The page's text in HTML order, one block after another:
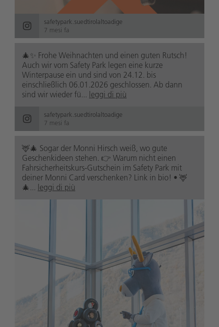
safetypark.suedtirolaltoadige
7 mesi fa
🎄✨ Frohe Weihnachten und einen guten Rutsch!
Auch wir vom Safety Park legen eine kurze
Winterpause ein und sind von 24.12. bis
einschließlich 06.01.2026 geschlossen. Ab dann
sind wir wieder fü... leggi di più
safetypark.suedtirolaltoadige
7 mesi fa
🦌🎄 Sogar der Monni Hirsch weiß, wo gute
Geschenkideen stehen. 👉 Warum nicht einen
Fahrsicherheitskurs-Gutschein im Safety Park mit
deiner Monni Card verschenken? Link in bio! • 🦌
🎄... leggi di più